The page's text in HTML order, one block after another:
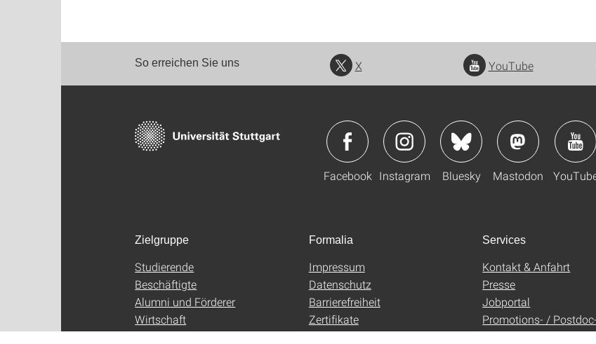
So erreichen Sie uns X YouTube
Facebook Instagram Bluesky Mastodon
Zielgruppe
Studierende
Beschäftigte
Alumni und Förderer
Wirtschaft
Formalia
Impressum
Datenschutz
Barrierefreiheit
Zertifikate
Services
Kontakt & Anfahrt
Presse
Jobportal
Promotions- /